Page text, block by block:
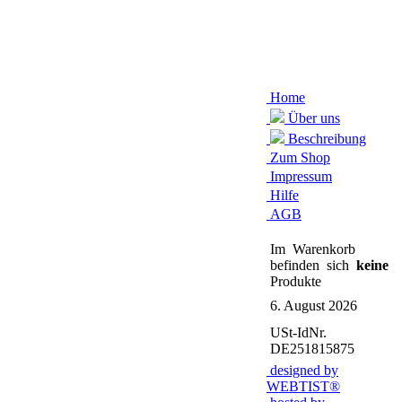
Home
Über uns
Beschreibung
Zum Shop
Impressum
Hilfe
AGB
Im Warenkorb
befinden sich keine
Produkte
6. August 2026
USt-IdNr.
DE251815875
designed by
WEBTIST®